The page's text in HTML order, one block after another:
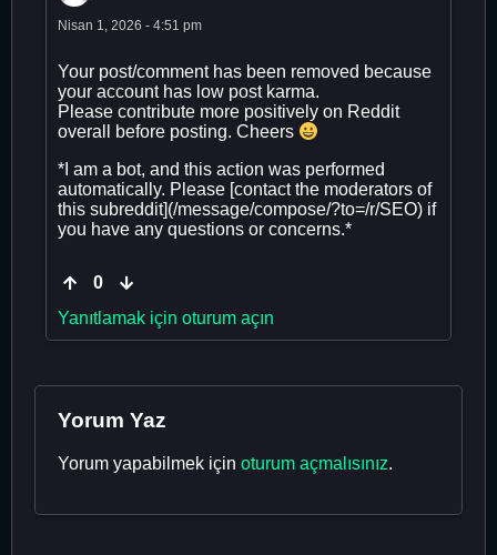
Nisan 1, 2026 - 4:51 pm
Your post/comment has been removed because
your account has low post karma.
Please contribute more positively on Reddit
overall before posting. Cheers
*I am a bot, and this action was performed
automatically. Please [contact the moderators of
this subreddit](/message/compose/?to=/r/SEO) if
you have any questions or concerns.*
0
Yanıtlamak için oturum açın
Yorum Yaz
Yorum yapabilmek için oturum açmalısınız.